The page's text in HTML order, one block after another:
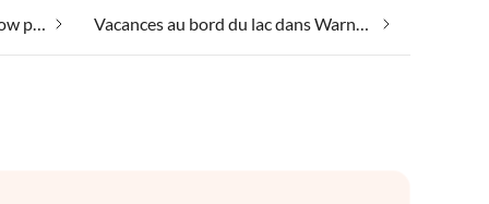
Spa santé et beauté dans Warnow près de Grevesmühlen Vacances au bord du lac dans Warnow près de Grevesmühlen